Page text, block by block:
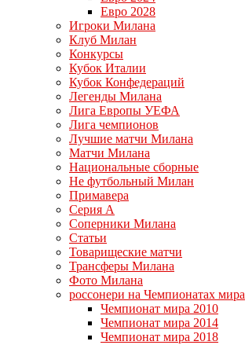
Евро 2028
Игроки Милана
Клуб Милан
Конкурсы
Кубок Италии
Кубок Конфедераций
Легенды Милана
Лига Европы УЕФА
Лига чемпионов
Лучшие матчи Милана
Матчи Милана
Национальные сборные
Не футбольный Милан
Примавера
Серия А
Соперники Милана
Статьи
Товарищеские матчи
Трансферы Милана
Фото Милана
россонери на Чемпионатах мира
Чемпионат мира 2010
Чемпионат мира 2014
Чемпионат мира 2018